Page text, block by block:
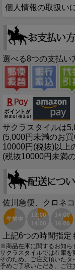
個人情報の取扱い
選べる8つの支払い
サクラスタイルは
(5,000円未満のお
10000円(税抜)以上
(税抜10000円未満
佐川急便、クロネ
上記6つの時間指定
※商品在庫に関するお知ら
サクラスタイルでは在庫を
そのため、ご注文頂いたタ
予めご了承いただき、ご注